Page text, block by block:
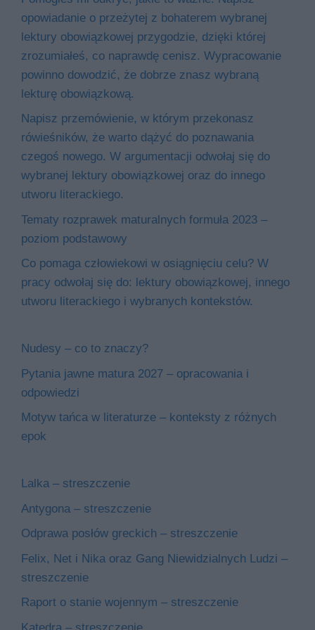
opowiadanie o przeżytej z bohaterem wybranej
lektury obowiązkowej przygodzie, dzięki której
zrozumiałeś, co naprawdę cenisz. Wypracowanie
powinno dowodzić, że dobrze znasz wybraną
lekturę obowiązkową.
Napisz przemówienie, w którym przekonasz
rówieśników, że warto dążyć do poznawania
czegoś nowego. W argumentacji odwołaj się do
wybranej lektury obowiązkowej oraz do innego
utworu literackiego.
Tematy rozprawek maturalnych formuła 2023 –
poziom podstawowy
Co pomaga człowiekowi w osiągnięciu celu? W
pracy odwołaj się do: lektury obowiązkowej, innego
utworu literackiego i wybranych kontekstów.
Nudesy – co to znaczy?
Pytania jawne matura 2027 – opracowania i
odpowiedzi
Motyw tańca w literaturze – konteksty z różnych
epok
Lalka – streszczenie
Antygona – streszczenie
Odprawa posłów greckich – streszczenie
Felix, Net i Nika oraz Gang Niewidzialnych Ludzi –
streszczenie
Raport o stanie wojennym – streszczenie
Katedra – streszczenie